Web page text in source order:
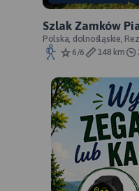
Szlak Zamków
oficjalny
Polska, dolnośląskie,
Choina, Zagórze Śląskie,
6/6 148 km